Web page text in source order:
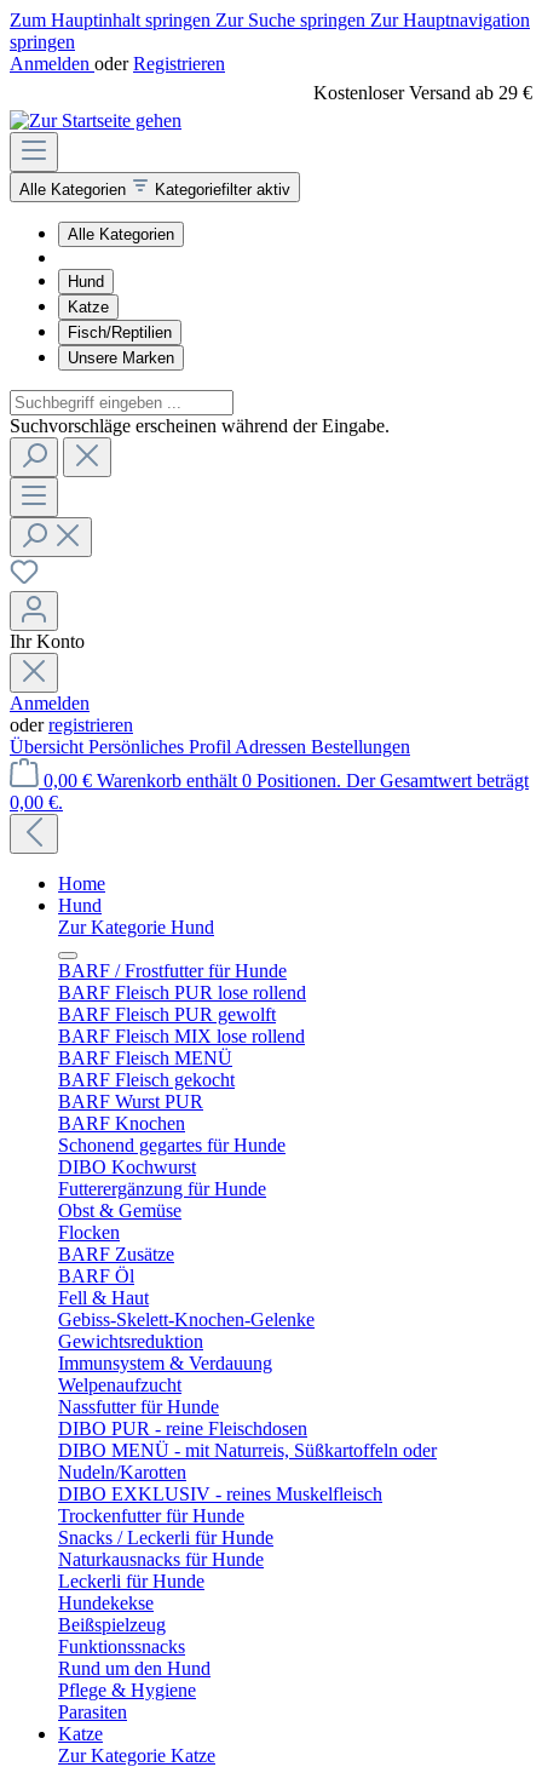
Zum Hauptinhalt springen Zur Suche springen Zur Hauptnavigation
springen
Anmelden oder Registrieren
Kostenloser Versand ab 29 €
Alle Kategorien Kategoriefilter aktiv
Alle Kategorien
Hund
Katze
Fisch/Reptilien
Unsere Marken
Suchvorschläge erscheinen während der Eingabe.
Ihr Konto
Anmelden
oderregistrieren
Übersicht Persönliches Profil Adressen Bestellungen
0,00 € Warenkorb enthält 0 Positionen. Der Gesamtwert beträgt
0,00 €.
Home
Hund
Zur Kategorie Hund
BARF / Frostfutter für Hunde
BARF Fleisch PUR lose rollend
BARF Fleisch PUR gewolft
BARF Fleisch MIX lose rollend
BARF Fleisch MENÜ
BARF Fleisch gekocht
BARF Wurst PUR
BARF Knochen
Schonend gegartes für Hunde
DIBO Kochwurst
Futterergänzung für Hunde
Obst & Gemüse
Flocken
BARF Zusätze
BARF Öl
Fell & Haut
Gebiss-Skelett-Knochen-Gelenke
Gewichtsreduktion
Immunsystem & Verdauung
Welpenaufzucht
Nassfutter für Hunde
DIBO PUR - reine Fleischdosen
DIBO MENÜ - mit Naturreis, Süßkartoffeln oder
Nudeln/Karotten
DIBO EXKLUSIV - reines Muskelfleisch
Trockenfutter für Hunde
Snacks / Leckerli für Hunde
Naturkausnacks für Hunde
Leckerli für Hunde
Hundekekse
Beißspielzeug
Funktionssnacks
Rund um den Hund
Pflege & Hygiene
Parasiten
Katze
Zur Kategorie Katze